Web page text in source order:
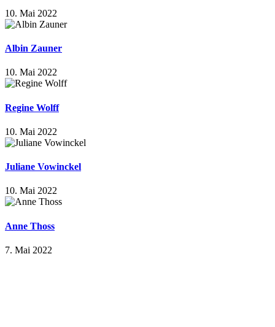
10. Mai 2022
Albin Zauner
10. Mai 2022
Regine Wolff
10. Mai 2022
Juliane Vowinckel
10. Mai 2022
Anne Thoss
7. Mai 2022